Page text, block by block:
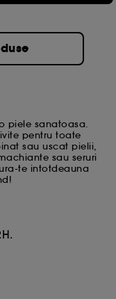
piele sanatoasa.
pentru toate
sau uscat pielii,
sau seruri
te intotdeauna